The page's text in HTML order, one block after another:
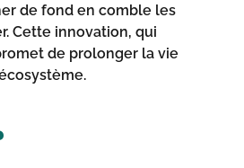
de fond en comble les
Cette innovation, qui
de prolonger la vie